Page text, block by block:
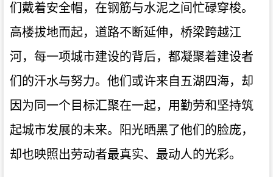
们戴着安全帽，在钢筋与水泥之间忙碌穿梭。
高楼拔地而起，道路不断延伸，桥梁跨越江
河，每一项城市建设的背后，都凝聚着建设者
们的汗水与努力。他们或许来自五湖四海，却
因为同一个目标汇聚在一起，用勤劳和坚持筑
起城市发展的未来。阳光晒黑了他们的脸庞，
却也映照出劳动者最真实、最动人的光彩。